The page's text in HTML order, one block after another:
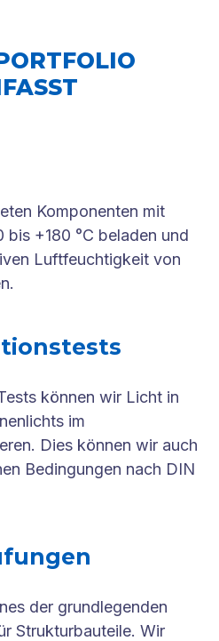
Komponenten mit
bis +180 °C beladen und
Luftfeuchtigkeit von
können wir Licht in
im
Dies können wir auch
Bedingungen nach DIN
der grundlegenden
Strukturbauteile. Wir